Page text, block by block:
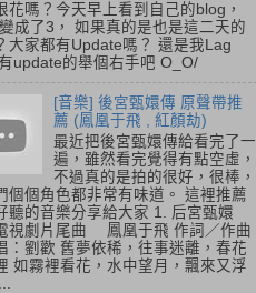
花嗎？今天早上看到自己的blog，
成了3， 如果真的是也是這二天的
大家都有Update嗎？ 還是我Lag
有update的舉個右手吧 O_O/
[音樂] 後宮甄嬛傳 原聲帶推
薦 (鳳凰于飛 , 紅顏劫)
最近把後宮甄嬛傳給看完了一
遍，雖然看完覺得有點空虛，
不過真的是拍的很好，很棒，
個個角色都非常有味道。 這裡推薦
聽的音樂分享給大家 1. 后宮甄嬛
劇片尾曲 鳳凰于飛 作詞／作曲
：劉歡 舊夢依稀，往事迷離，春花
如霧裡看花，水中望月，飄來又浮